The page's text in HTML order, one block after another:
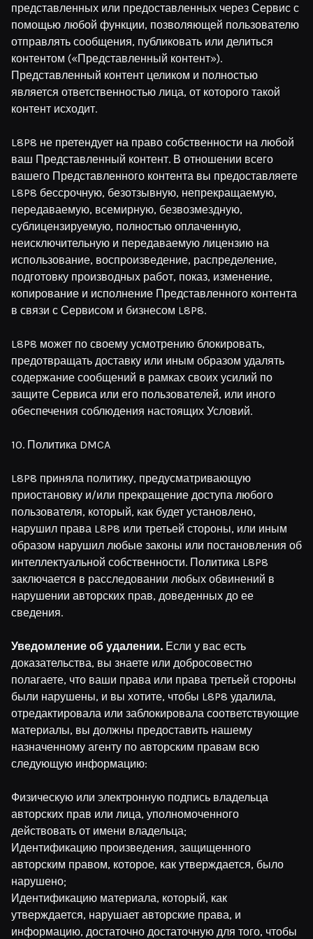
представленных или предоставленных через Сервис с
помощью любой функции, позволяющей пользователю
отправлять сообщения, публиковать или делиться
контентом («Представленный контент»).
Представленный контент целиком и полностью
является ответственностью лица, от которого такой
контент исходит.
L8P8 не претендует на право собственности на любой
ваш Представленный контент. В отношении всего
вашего Представленного контента вы предоставляете
L8P8 бессрочную, безотзывную, непрекращаемую,
передаваемую, всемирную, безвозмездную,
сублицензируемую, полностью оплаченную,
неисключительную и передаваемую лицензию на
использование, воспроизведение, распределение,
подготовку производных работ, показ, изменение,
копирование и исполнение Представленного контента
в связи с Сервисом и бизнесом L8P8.
L8P8 может по своему усмотрению блокировать,
предотвращать доставку или иным образом удалять
содержание сообщений в рамках своих усилий по
защите Сервиса или его пользователей, или иного
обеспечения соблюдения настоящих Условий.
10. Политика DMCA
L8P8 приняла политику, предусматривающую
приостановку и/или прекращение доступа любого
пользователя, который, как будет установлено,
нарушил права L8P8 или третьей стороны, или иным
образом нарушил любые законы или постановления об
интеллектуальной собственности. Политика L8P8
заключается в расследовании любых обвинений в
нарушении авторских прав, доведенных до ее
сведения.
Уведомление об удалении. Если у вас есть
доказательства, вы знаете или добросовестно
полагаете, что ваши права или права третьей стороны
были нарушены, и вы хотите, чтобы L8P8 удалила,
отредактировала или заблокировала соответствующие
материалы, вы должны предоставить нашему
назначенному агенту по авторским правам всю
следующую информацию:
Физическую или электронную подпись владельца
авторских прав или лица, уполномоченного
действовать от имени владельца;
Идентификацию произведения, защищенного
авторским правом, которое, как утверждается, было
нарушено;
Идентификацию материала, который, как
утверждается, нарушает авторские права, и
информацию, достаточно достаточную для того, чтобы